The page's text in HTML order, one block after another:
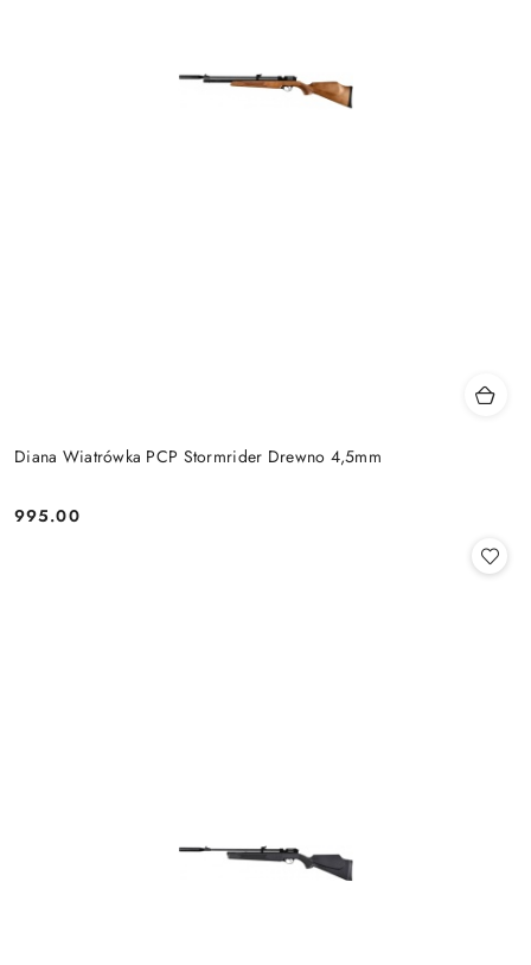
Diana Wiatrówka PCP Stormrider Drewno 4,5mm
Cena:
995.00